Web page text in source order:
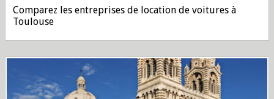
Comparez les entreprises de location de voitures à
Toulouse